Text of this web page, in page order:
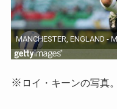
※ ロイ・キーンの写真。